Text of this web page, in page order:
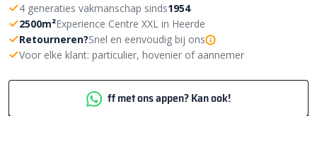
4 generaties vakmanschap sinds1954
2500m²Experience Centre XXL in Heerde
Retourneren?Snel en eenvoudig bij ons
Voor elke klant: particulier, hovenier of aannemer
ff met ons appen? Kan ook!